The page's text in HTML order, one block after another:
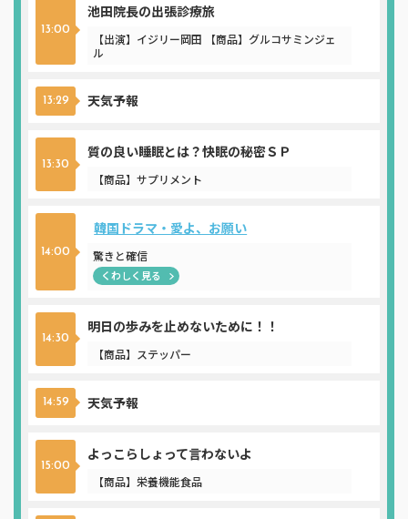
13:00
池田院長の出張診療旅
【出演】イジリー岡田 【商品】グルコサミンジェ
ル
13:29 天気予報
13:30
質の良い睡眠とは？快眠の秘密ＳＰ
【商品】サプリメント
14:00
韓国ドラマ・愛よ、お願い
驚きと確信
くわしく見る
14:30
明日の歩みを止めないために！！
【商品】ステッパー
14:59 天気予報
15:00
よっこらしょって言わないよ
【商品】栄養機能食品